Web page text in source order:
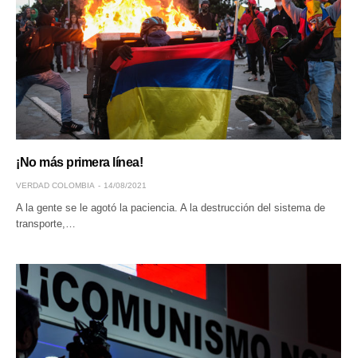
¡No más primera línea!
VERDAD COLOMBIA 14/08/2021
A la gente se le agotó la paciencia. A la destrucción del sistema de
transporte,…